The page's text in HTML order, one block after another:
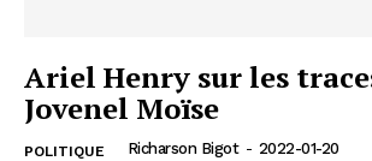
Ariel Henry sur les
Jovenel Moïse
POLITIQUE Richarson Bigot - 2022-01-20